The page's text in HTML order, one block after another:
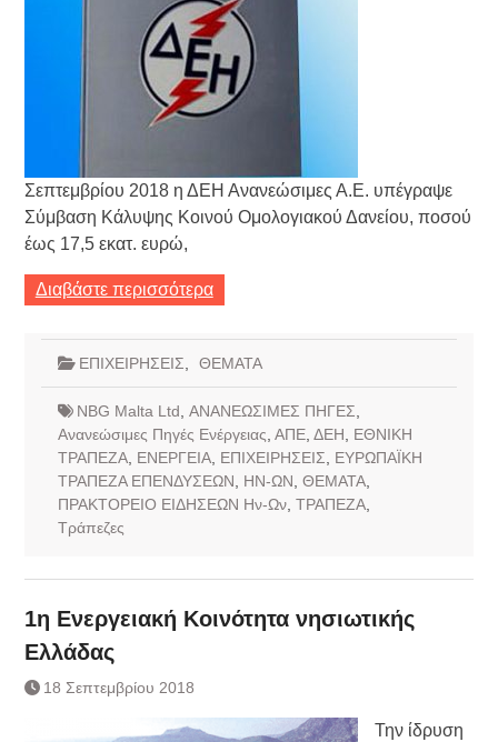
Σεπτεμβρίου 2018 η ΔΕΗ Ανανεώσιμες Α.Ε. υπέγραψε
Σύμβαση Κάλυψης Κοινού Ομολογιακού Δανείου, ποσού
έως 17,5 εκατ. ευρώ,
Διαβάστε περισσότερα
ΕΠΙΧΕΙΡΗΣΕΙΣ ΘΕΜΑΤΑ
NBG Malta Ltd ΑΝΑΝΕΩΣΙΜΕΣ ΠΗΓΕΣ
Ανανεώσιμες Πηγές Ενέργειας ΑΠΕ, ΔΕΗ
ΕΘΝΙΚΗ
ΤΡΑΠΕΖΑ, ΕΝΕΡΓΕΙΑ, ΕΠΙΧΕΙΡΗΣΕΙΣ
ΕΥΡΩΠΑΪΚΗ
ΤΡΑΠΕΖΑ ΕΠΕΝΔΥΣΕΩΝ
ΗΝ-ΩΝ ΘΕΜΑΤΑ,
ΠΡΑΚΤΟΡΕΙΟ ΕΙΔΗΣΕΩΝ Ην-Ων, ΤΡΑΠΕΖΑ,
Τράπεζες
1η Ενεργειακή Κοινότητα νησιωτικής
Ελλάδας
18 Σεπτεμβρίου 2018
Την ίδρυση